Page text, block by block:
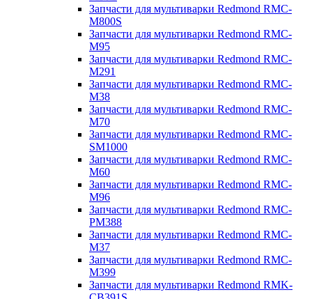
Запчасти для мультиварки Redmond RMC-
M800S
Запчасти для мультиварки Redmond RMC-
M95
Запчасти для мультиварки Redmond RMC-
M291
Запчасти для мультиварки Redmond RMC-
M38
Запчасти для мультиварки Redmond RMC-
M70
Запчасти для мультиварки Redmond RMC-
SM1000
Запчасти для мультиварки Redmond RMC-
M60
Запчасти для мультиварки Redmond RMC-
M96
Запчасти для мультиварки Redmond RMC-
PM388
Запчасти для мультиварки Redmond RMC-
M37
Запчасти для мультиварки Redmond RMC-
M399
Запчасти для мультиварки Redmond RMK-